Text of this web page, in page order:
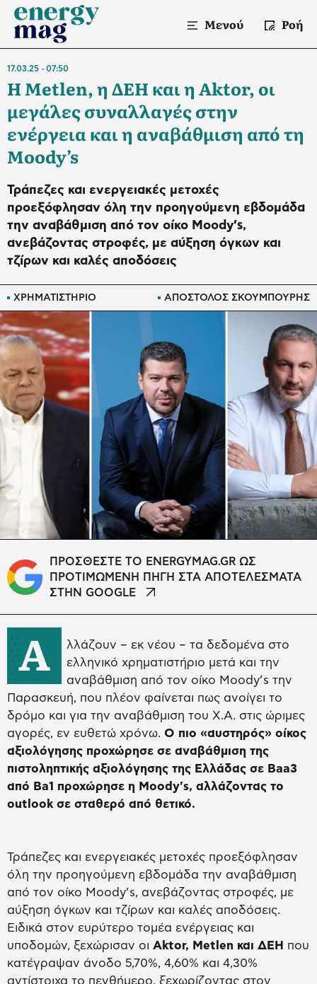
Μενού Ροή
ΧΡΗΜΑΤΙΣΤΗΡΙΟ ΑΠΟΣΤΟΛΟΣ ΣΚΟΥΜΠΟΥΡΗΣ
17.03.25 07:50
H Metlen, η ΔΕΗ και η Aktor, οι
μεγάλες συναλλαγές στην
ενέργεια και η αναβάθμιση από τη
Moody’s
Τράπεζες και ενεργειακές μετοχές
προεξόφλησαν όλη την προηγούμενη εβδομάδα
την αναβάθμιση από τον οίκο Moody’s,
ανεβάζοντας στροφές, με αύξηση όγκων και
τζίρων και καλές αποδόσεις
ΠΡΟΣΘΕΣΤΕ ΤΟ ENERGYMAG.GR ΩΣ
ΠΡΟΤΙΜΩΜΕΝΗ ΠΗΓΗ ΣΤΑ ΑΠΟΤΕΛΕΣΜΑΤΑ
ΣΤΗΝ GOOGLE
Α
λλάζουν – εκ νέου – τα δεδομένα στο
ελληνικό χρηματιστήριο μετά και την
αναβάθμιση από τον οίκο Moody’s την
Παρασκευή, που πλέον φαίνεται πως ανοίγει το
δρόμο και για την αναβάθμιση του Χ.Α. στις ώριμες
αγορές, εν ευθετώ χρόνω. O πιο «αυστηρός» οίκος
αξιολόγησης προχώρησε σε αναβάθμιση της
πιστοληπτικής αξιολόγησης της Ελλάδας σε Baa3
από Βa1 προχώρησε η Moody's, αλλάζοντας το
outlook σε σταθερό από θετικό.
Τράπεζες και ενεργειακές μετοχές προεξόφλησαν
όλη την προηγούμενη εβδομάδα την αναβάθμιση
από τον οίκο Moody’s, ανεβάζοντας στροφές, με
αύξηση όγκων και τζίρων και καλές αποδόσεις.
Ειδικά στον ευρύτερο τομέα ενέργειας και
υποδομών, ξεχώρισαν οι Aktor, Metlen και ΔΕΗ που
κατέγραψαν άνοδο 5,70%, 4,60% και 4,30%
αντίστοιχα το πενθήμερο, ξεχωρίζοντας στον